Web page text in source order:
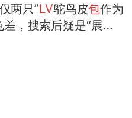
两只”LV鸵鸟皮包作为
，搜索后疑是“展销